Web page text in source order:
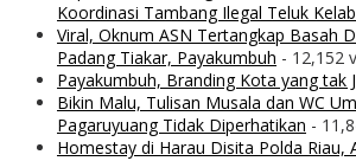
Koordinasi Tambang Ilegal Teluk
Viral, Oknum ASN Tertangkap Basah
Padang Tiakar, Payakumbuh - 12,152
Payakumbuh, Branding Kota yang tak
Bikin Malu, Tulisan Musala dan WC
Pagaruyuang Tidak Diperhatikan -
Homestay di Harau Disita Polda Riau,